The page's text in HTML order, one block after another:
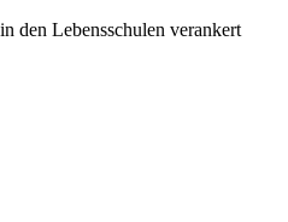
den Lebensschulen verankert